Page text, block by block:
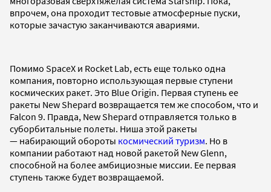
впрочем, она проходит тестовые атмосферные пуски,
которые зачастую заканчиваются авариями.
Помимо SpaceX и Rocket Lab, есть еще только одна
компания, повторно использующая первые ступени
космических ракет. Это Blue Origin. Первая ступень ее
ракеты New Shepard возвращается тем же способом, что и
Falcon 9. Правда, New Shepard отправляется только в
суборбитальные полеты. Ниша этой ракеты
— набирающий обороты космический туризм. Но в
компании работают над новой ракетой New Glenn,
способной на более амбициозные миссии. Ее первая
ступень также будет возвращаемой.